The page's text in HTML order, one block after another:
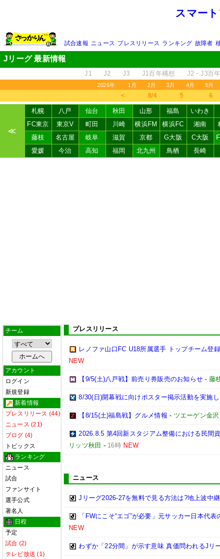
スマー
試合速報 ニュース プレスリリース ランキング 故障者
Jリーグ 最新情報
J1 J2 J3 J1百年構想 J2・J3百
2026年 1月 2月 3月 4月 5月
＜ 8/4 5 6
≪
札幌 八戸 仙台 秋田 山形 福島
いわき
FC東京
東京V 町田 川崎 横浜FM 横浜FC 湘南
藤枝
名古屋 岐阜 滋賀 京都 G大阪 C大阪
愛媛
今治 高知 福岡 北九州 鳥栖 長崎
チーム
アカウント
ログイン
新規登録
新着情報
プレスリリース (44)
ニュース (21)
ブログ (4)
トピックス
ランキング
ニュース
試合
ファンサイト
選手公式
著名人
日程
予定
試合 (2)
テレビ放送 (1)
プレスリリース
レノファ山口FC U18所属選手 トップチーム登
NEW
【9/5(土)八戸戦】前売り券販売のお知らせ - 藤
8/30(日)開幕戦に向けポスター掲示活動を実施
【8/15(土)福島戦】グルメ情報 - ツエーゲン金沢
2026.8.5 第4回新スタジアム整備における民間
リッツ秋田 - 16時 NEW
ニュース
Jリーグ2026-27を無料で見る方法は?地上波中
「FWにこそ“エゴ”が必要」元サッカー日本代
NEW
わずか「22分間」が示す意味 真価問われるJリ